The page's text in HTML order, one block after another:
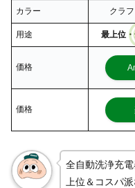
カラー クラ
用途 最上位
価格
価格
全自動洗浄充
上位＆コスパ